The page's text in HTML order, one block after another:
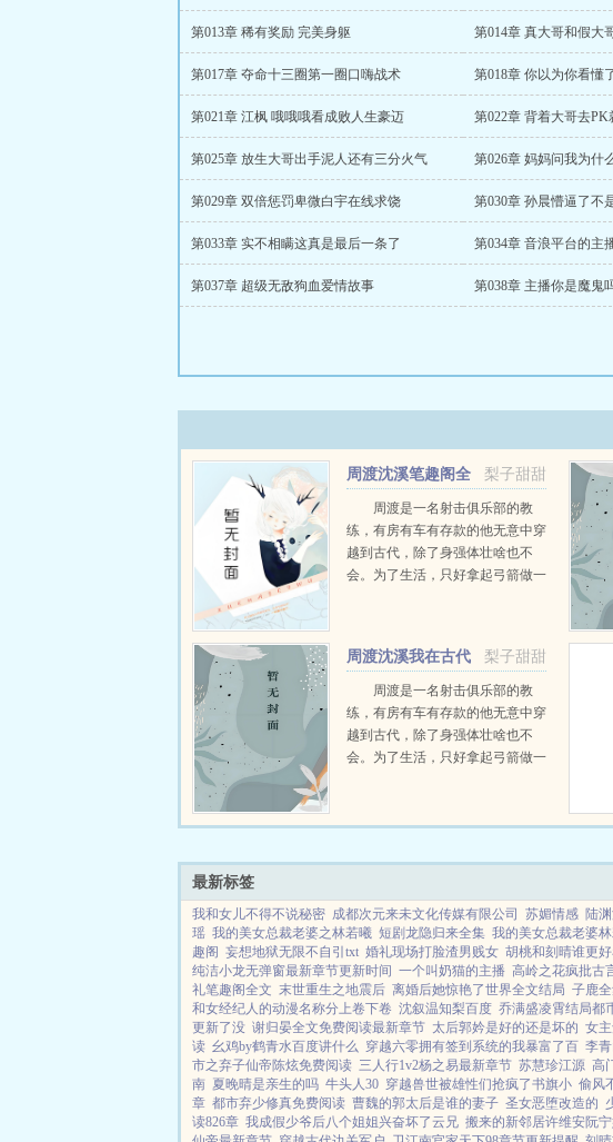
第013章 稀有奖励 完美身躯 第014章 真大哥和假大
第017章 夺命十三圈第一圈口嗨战术
第021章 江枫 哦哦哦看成败人生豪迈 第022章 背着大哥去PK
第025章 放生大哥出手泥人还有三分火气 第026章 妈妈问我为什
第029章 双倍惩罚卑微白宇在线求饶 第030章 孙晨懵逼了不
第033章 实不相瞒这真是最后一条了 第034章 音浪平台的主
第037章 超级无敌狗血爱情故事 第038章 主播你是魔鬼
梨子甜甜
周渡沈溪笔趣阁全
文免费阅读
周渡是一名射击俱乐部的教
练，有房有车有存款的他无意中穿
越到古代，除了身强体壮啥也不
会。为了生活，只好拿起弓箭做一
渡看着山下的寥寥炊烟，以及那...
梨子甜甜
周渡沈溪我在古代
当猎户小说免费在线阅读
周渡是一名射击俱乐部的教
练，有房有车有存款的他无意中穿
越到古代，除了身强体壮啥也不
会。为了生活，只好拿起弓箭做一
只野兔，不会做（失望）第三天周
最新标签
我和女儿不得不说秘密 成都次元来未文化传媒有限公司 苏媚情感 陆
瑶 我的美女总裁老婆之林若曦 短剧龙隐归来全集 我的美女总裁老婆
趣阁 妄想地狱无限不自引txt 婚礼现场打脸渣男贱女 胡桃和刻晴谁更
纯洁小龙无弹窗最新章节更新时间 一个叫奶猫的主播 高岭之花疯批古
礼笔趣阁全文 末世重生之地震后 离婚后她惊艳了世界全文结局 子鹿
和女经纪人的动漫名称分上卷下卷 沈叙温知梨百度 乔满盛凌霄结局都
更新了没 谢归晏全文免费阅读最新章节 太后郭妗是好的还是坏的 女
读 幺鸡by鹤青水百度讲什么 穿越六零拥有签到系统的我暴富了百 李
市之弃子仙帝陈炫免费阅读 三人行1v2杨之易最新章节 苏慧珍江源 高
南 夏晚晴是亲生的吗 牛头人30 穿越兽世被雄性们抢疯了书旗小 偷风
章 都市弃少修真免费阅读 曹魏的郭太后是谁的妻子 圣女恶堕改造的
读826章 我成假少爷后八个姐姐兴奋坏了云兄 搬来的新邻居许维安阮